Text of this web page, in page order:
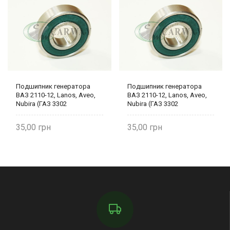
Подшипник генератора
ВАЗ 2110-12, Lanos, Aveo,
Nubira (ГАЗ 3302
35,00
Подшипник генератора
ВАЗ 2110-12, Lanos, Aveo,
Nubira (ГАЗ 3302
35,00